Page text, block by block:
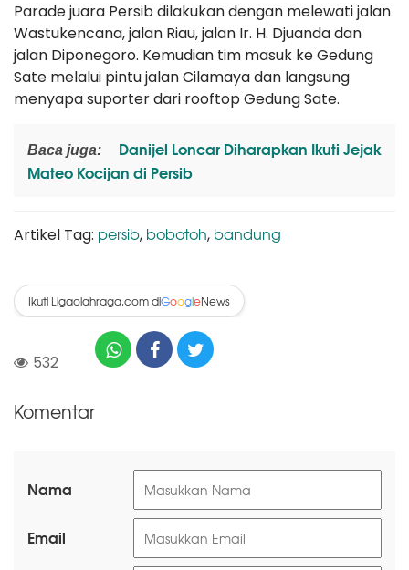
Parade juara Persib dilakukan dengan melewati jalan
Wastukencana, jalan Riau, jalan Ir. H. Djuanda dan
jalan Diponegoro. Kemudian tim masuk ke Gedung
Sate melalui pintu jalan Cilamaya dan langsung
menyapa suporter dari rooftop Gedung Sate.
Baca juga:
Danijel Loncar Diharapkan Ikuti Jejak
Mateo Kocijan di Persib
Artikel Tag: persib, bobotoh, bandung
Ikuti Ligaolahraga.com diGoogleNews
532
Komentar
Nama
Email